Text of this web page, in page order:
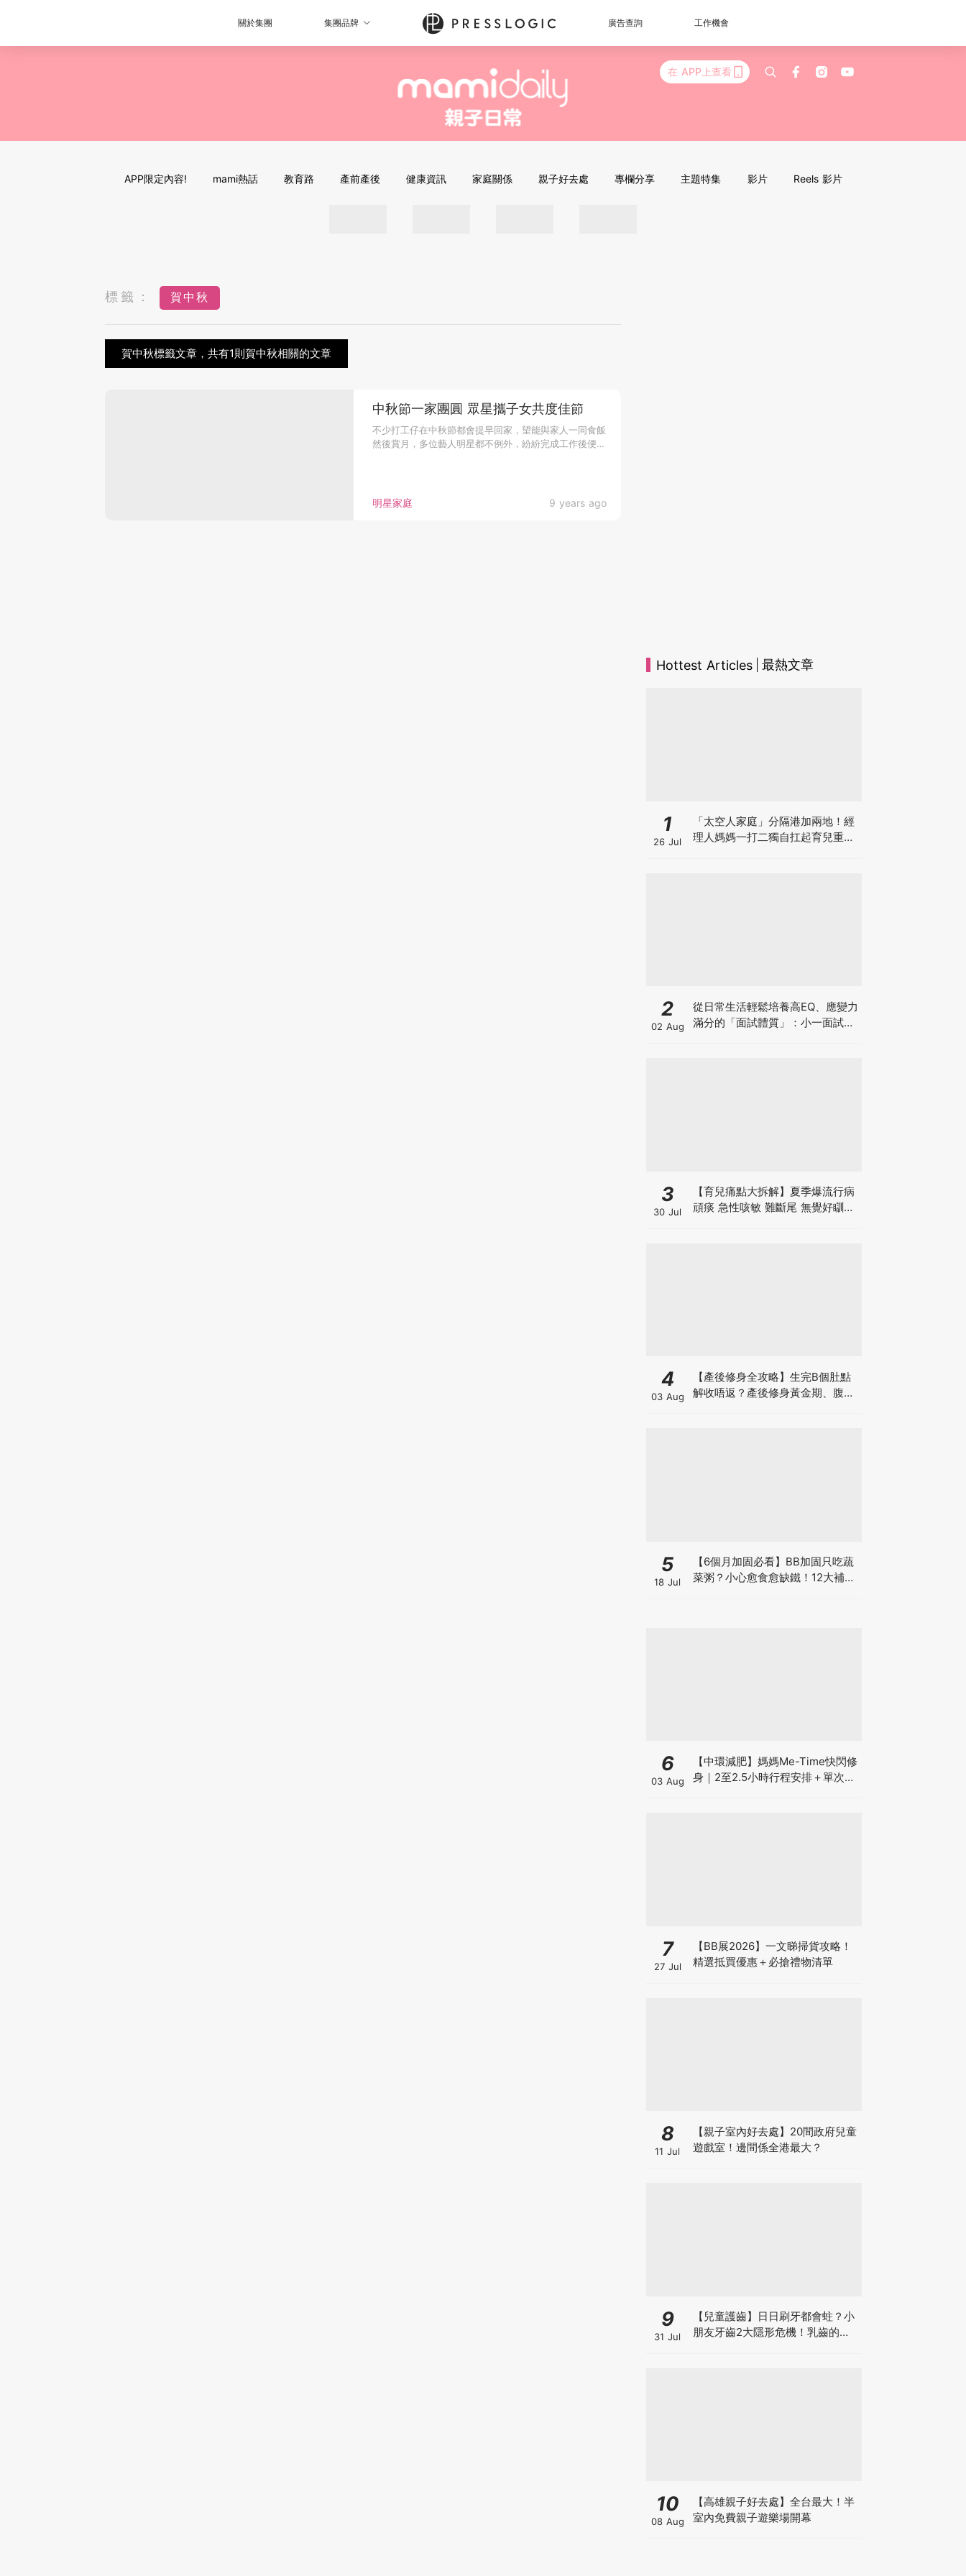
關於集團 集團品牌 廣告查詢 工作機會
在 APP上查看
APP限定內容! mami熱話 教育路 產前產後 健康資訊 家庭關係 親子好去處 專欄分享 主題特集 影片 Reels 影片
標籤： 賀中秋
賀中秋標籤文章，共有1則賀中秋相關的文章
明星家庭 9 years ago
中秋節一家團圓 眾星攜子女共度佳節
不少打工仔在中秋節都會提早回家，望能與家人一同食飯
然後賞月，多位藝人明星都不例外，紛紛完成工作後便立
Hottest Articles 最熱文章
1
26 Jul
「太空人家庭」分隔港加兩地！經
理人媽媽一打二獨自扛起育兒重
2
02 Aug
從日常生活輕鬆培養高EQ、應變力
滿分的「面試體質」：小一面試最
3
30 Jul
【育兒痛點大拆解】夏季爆流行病
頑痰 急性咳敏 難斷尾 無覺好瞓？
4
03 Aug
【產後修身全攻略】生完B個肚點
解收唔返？產後修身黃金期、腹直
5
18 Jul
【6個月加固必看】BB加固只吃蔬
菜粥？小心愈食愈缺鐵！12大補鐵
6
03 Aug
【中環減肥】媽媽Me-Time快閃修
身｜2至2.5小時行程安排＋單次收
7
27 Jul
【BB展2026】一文睇掃貨攻略！
精選抵買優惠＋必搶禮物清單
8
11 Jul
【親子室內好去處】20間政府兒童
遊戲室！邊間係全港最大？
9
31 Jul
【兒童護齒】日日刷牙都會蛀？小
朋友牙齒2大隱形危機！乳齒的琺
10
08 Aug
【高雄親子好去處】全台最大！半
室內免費親子遊樂場開幕